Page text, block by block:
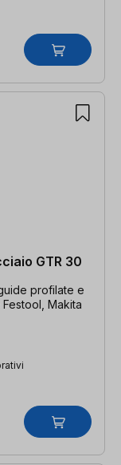
GTR 30
profilate e
Makita